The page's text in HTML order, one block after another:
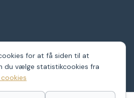
for at få siden til at
du vælge statistikcookies fra
– data fra GeoFA og andre